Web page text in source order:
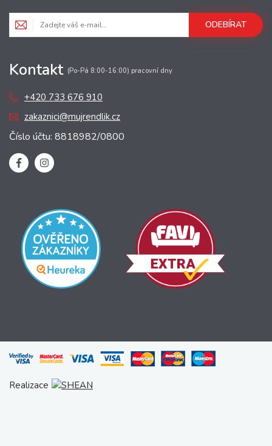
ODEBÍRAT
Kontakt (Po-Pá 8:00-16:00) pracovní dny
+420 733 676 910
zakaznici@mujrendlik.cz
Číslo účtu: 8818982/0800
Realizace